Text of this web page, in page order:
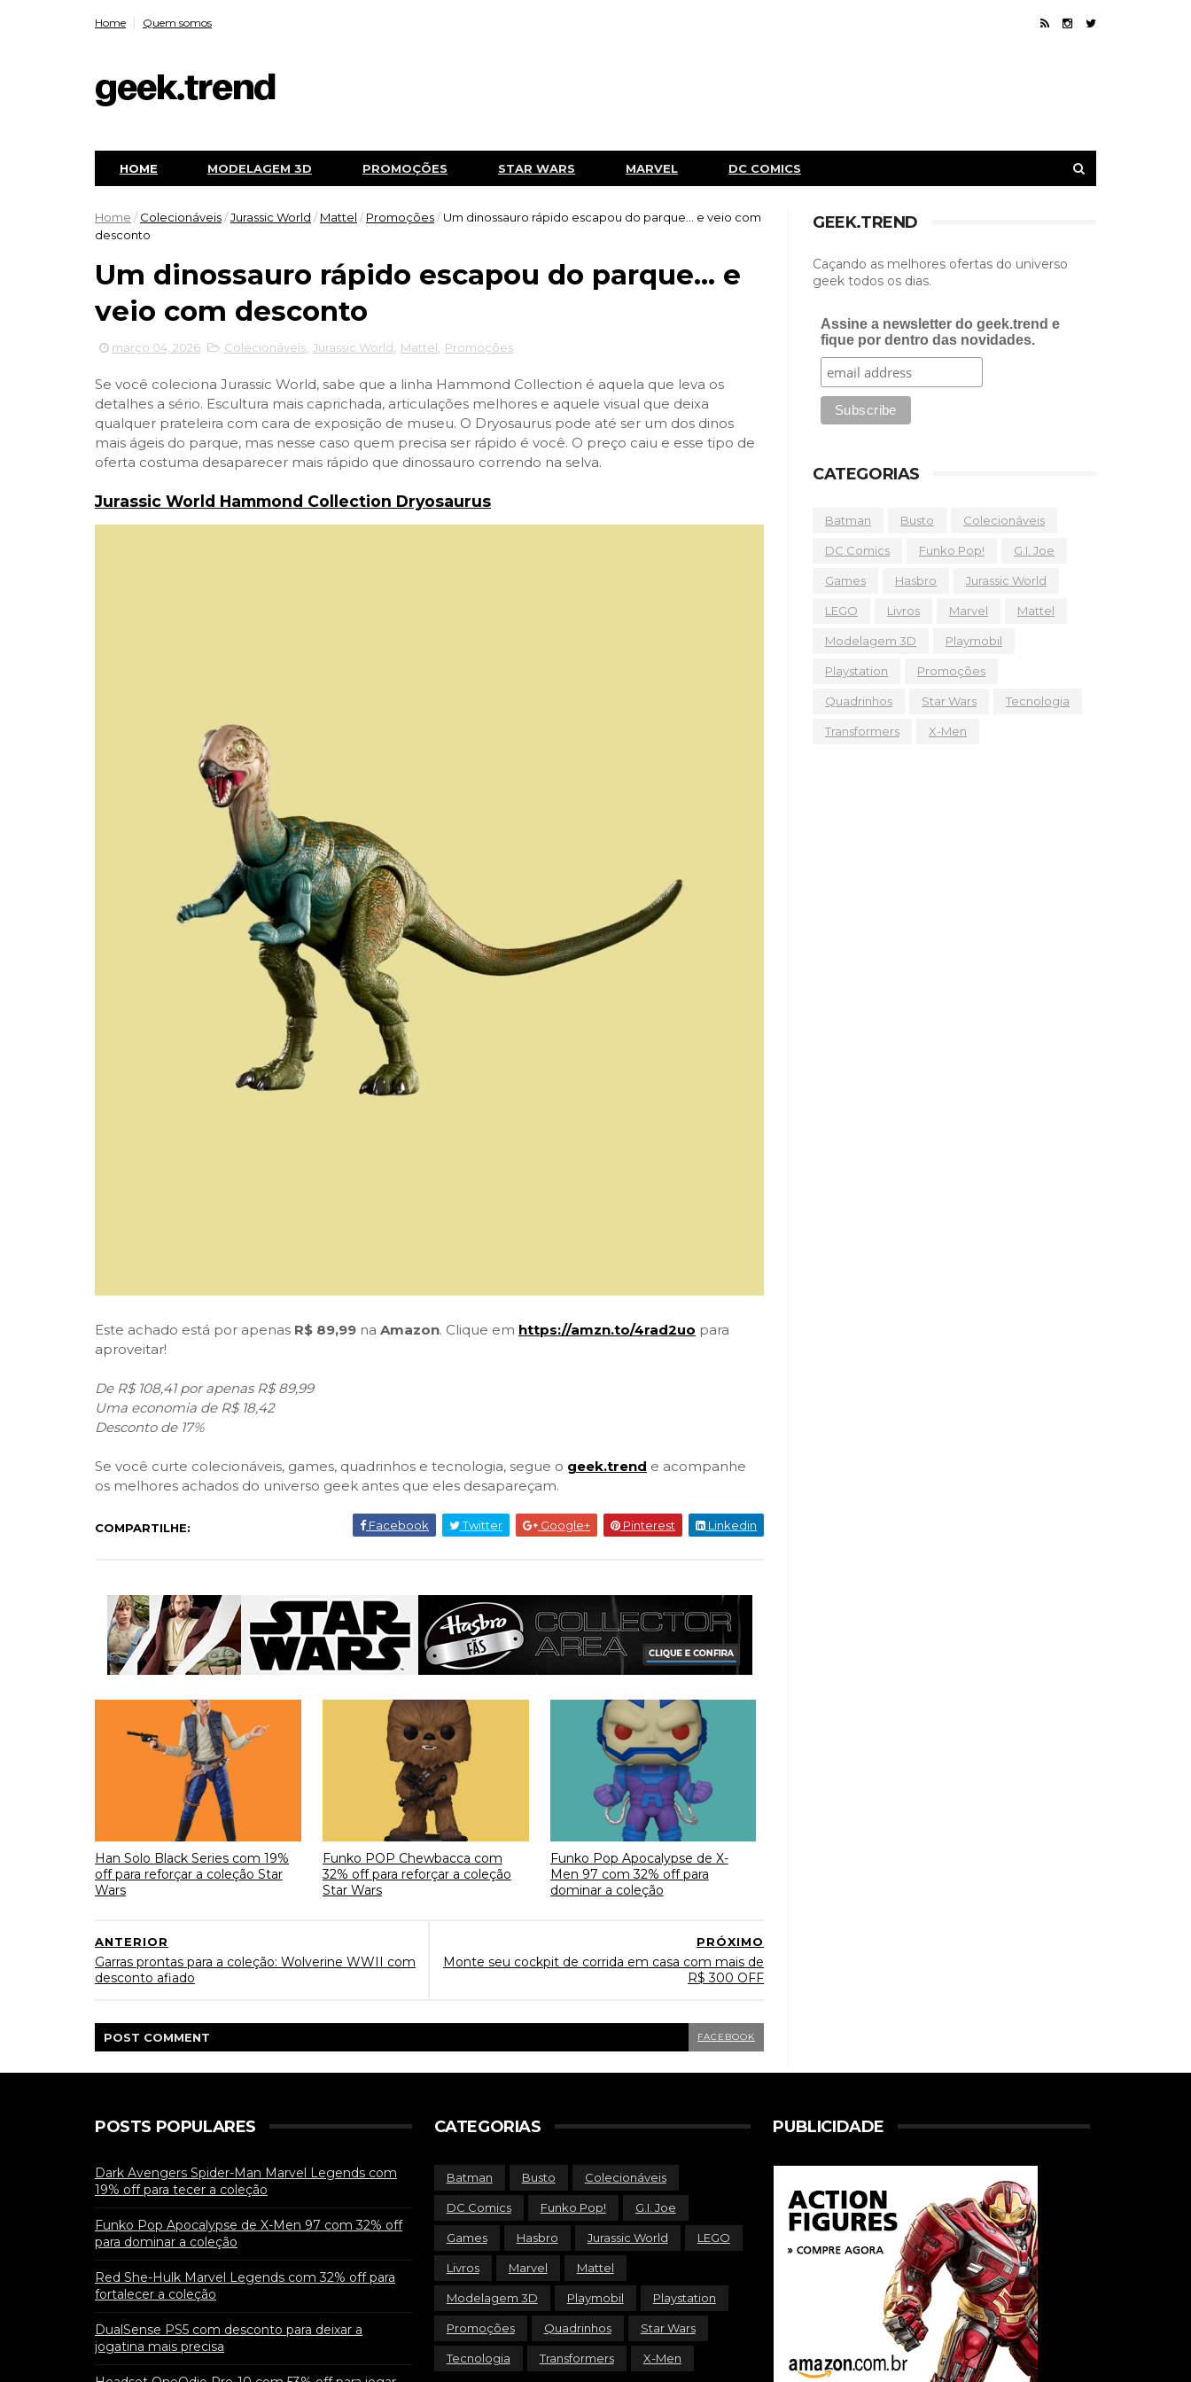
Home Quem somos
HOME MODELAGEM 3D PROMOÇÕES STAR WARS MARVEL DC COMICS
Home / Colecionáveis/Jurassic World / Mattel / Promoções/ Um dinossauro rápido escapou do parque… e veio com
desconto
Um dinossauro rápido escapou do parque… e
veio com desconto
março 04, 2026 Colecionáveis Jurassic World Mattel Promoções
Se você coleciona Jurassic World, sabe que a linha Hammond Collection é aquela que leva os
detalhes a sério. Escultura mais caprichada, articulações melhores e aquele visual que deixa
qualquer prateleira com cara de exposição de museu. O Dryosaurus pode até ser um dos dinos
mais ágeis do parque, mas nesse caso quem precisa ser rápido é você. O preço caiu e esse tipo de
oferta costuma desaparecer mais rápido que dinossauro correndo na selva.
Jurassic World Hammond Collection Dryosaurus
Este achado está por apenas R$ 89,99 na Amazon. Clique em https://amzn.to/4rad2uo para
aproveitar!
De R$ 108,41 por apenas R$ 89,99
Uma economia de R$ 18,42
Desconto de 17%
Se você curte colecionáveis, games, quadrinhos e tecnologia, segue o geek.trend e acompanhe
os melhores achados do universo geek antes que eles desapareçam.
COMPARTILHE: Facebook Twitter Google+ Pinterest Linkedin
Han Solo Black Series com 19%
off para reforçar a coleção Star
Wars
Funko POP Chewbacca com
32% off para reforçar a coleção
Star Wars
Funko Pop Apocalypse de X-
Men 97 com 32% off para
dominar a coleção
PRÓXIMO
Monte seu cockpit de corrida em casa com mais de
R$ 300 OFF
ANTERIOR
Garras prontas para a coleção: Wolverine WWII com
desconto afiado
POST COMMENT FACEBOOK
GEEK.TREND
Caçando as melhores ofertas do universo
geek todos os dias.
Assine a newsletter do geek.trend e
fique por dentro das novidades.
CATEGORIAS
Batman Busto Colecionáveis
DC Comics Funko Pop! G.I. Joe
Games Hasbro Jurassic World
LEGO Livros Marvel Mattel
Modelagem 3D Playmobil
Playstation Promoções
Quadrinhos Star Wars Tecnologia
Transformers X-Men
POSTS POPULARES
Dark Avengers Spider-Man Marvel Legends com
19% off para tecer a coleção
Funko Pop Apocalypse de X-Men 97 com 32% off
para dominar a coleção
Red She-Hulk Marvel Legends com 32% off para
fortalecer a coleção
DualSense PS5 com desconto para deixar a
jogatina mais precisa
CATEGORIAS
Batman Busto Colecionáveis
DC Comics Funko Pop! G.I. Joe
Games Hasbro Jurassic World LEGO
Livros Marvel Mattel
Modelagem 3D Playmobil Playstation
Promoções Quadrinhos Star Wars
Tecnologia Transformers X-Men
PUBLICIDADE